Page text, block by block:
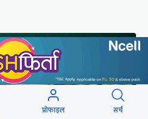
प्रोफाइल सर्च